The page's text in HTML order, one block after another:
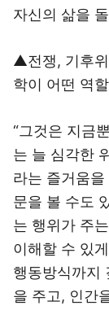
자신의 삶을
▲전쟁, 기후
학이 어떤 역
“그것은 지금
는 늘 심각한
라는 즐거움
문을 볼 수도
는 행위가 주
이해할 수 있
행동방식까지
을 주고, 인간